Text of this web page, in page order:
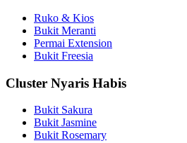
Ruko & Kios
Bukit Meranti
Permai Extension
Bukit Freesia
Cluster Nyaris Habis
Bukit Sakura
Bukit Jasmine
Bukit Rosemary